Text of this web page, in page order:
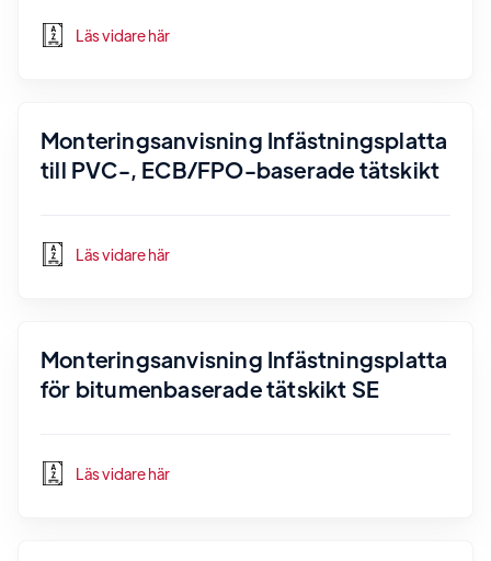
Läs vidare här
Monteringsanvisning Infästningsplatta
till PVC-, ECB/FPO-baserade tätskikt
Läs vidare här
Monteringsanvisning Infästningsplatta
för bitumenbaserade tätskikt SE
Läs vidare här